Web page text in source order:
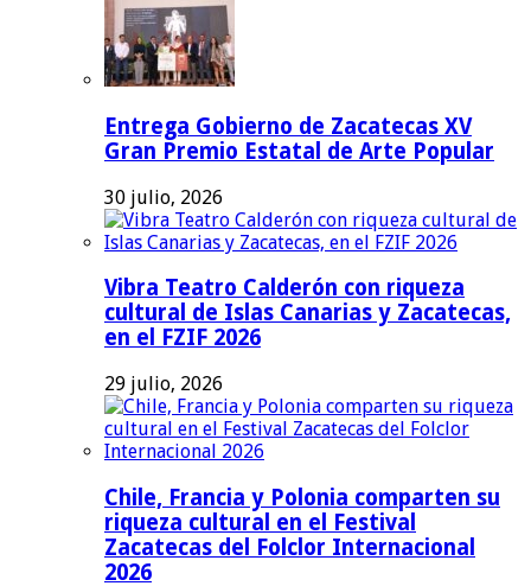
Entrega Gobierno de Zacatecas XV
Gran Premio Estatal de Arte Popular
30 julio, 2026
Vibra Teatro Calderón con riqueza
cultural de Islas Canarias y Zacatecas,
en el FZIF 2026
29 julio, 2026
Chile, Francia y Polonia comparten su
riqueza cultural en el Festival
Zacatecas del Folclor Internacional
2026